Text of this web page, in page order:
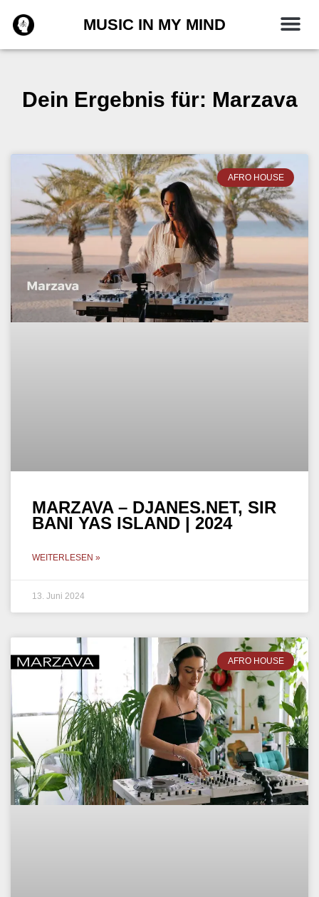
Inhalt
springen
MUSIC IN MY MIND
Dein Ergebnis für: Marzava
AFRO HOUSE
MARZAVA – DJANES.NET, SIR
BANI YAS ISLAND | 2024
WEITERLESEN »
13. Juni 2024
AFRO HOUSE